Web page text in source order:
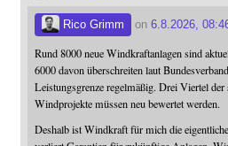
Rico Grimm on 6.8.2026,
Rund 8000 neue Windkraftanlagen sind
6000 davon überschreiten laut
Leistungsgrenze regelmäßig. Drei Viertel der
Windprojekte müssen neu bewertet werden.
Deshalb ist Windkraft für mich die